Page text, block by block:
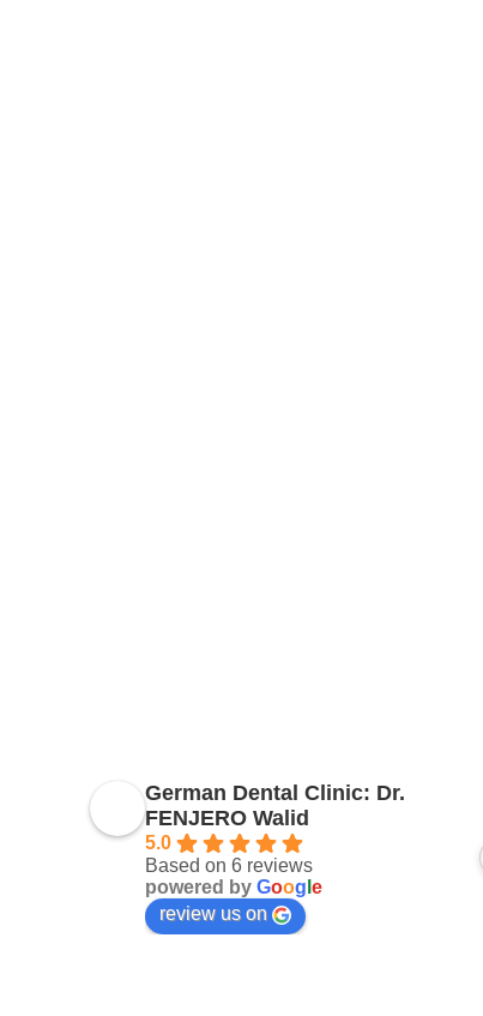
German Dental Clinic: Dr.
FENJERO Walid
5.0
Based on 6 reviews
powered by Goog e
review us on